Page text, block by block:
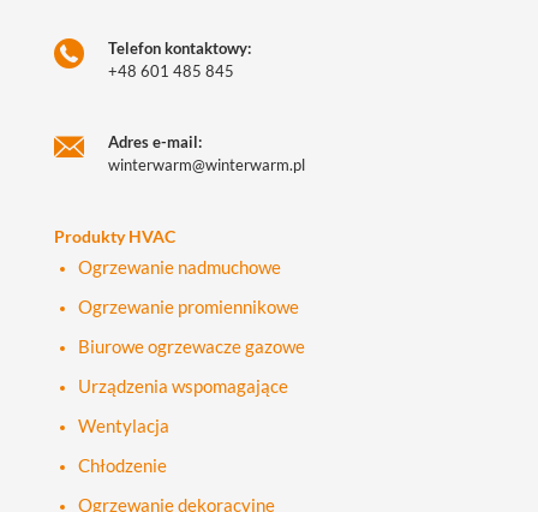
Telefon kontaktowy:
+48 601 485 845
Adres e-mail:
winterwarm@winterwarm.pl
Produkty HVAC
Ogrzewanie nadmuchowe
Ogrzewanie promiennikowe
Biurowe ogrzewacze gazowe
Urządzenia wspomagające
Wentylacja
Chłodzenie
Ogrzewanie dekoracyjne